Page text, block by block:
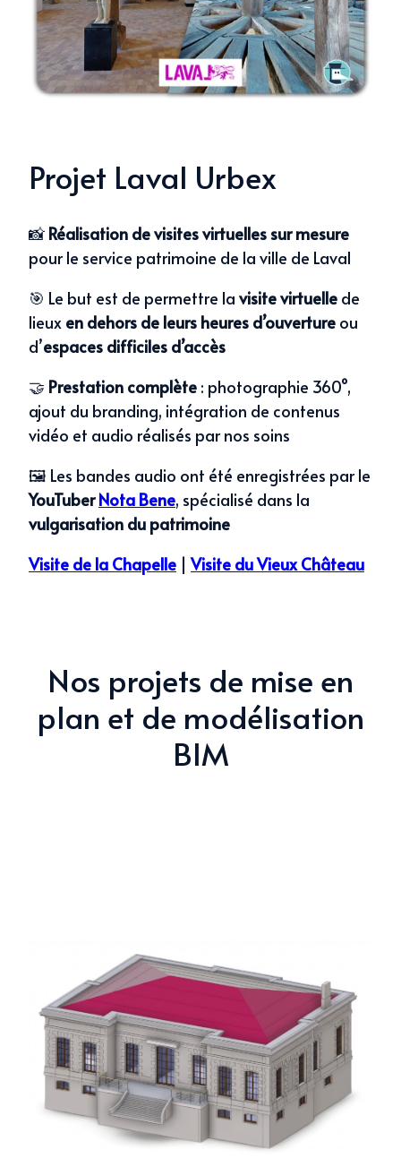
Projet Laval Urbex
📸 Réalisation de visites virtuelles sur mesure
pour le service patrimoine de la ville de Laval
🎯 Le but est de permettre la visite virtuelle de
lieux en dehors de leurs heures d’ouverture ou
d’espaces difficiles d’accès
🤝 Prestation complète : photographie 360°,
ajout du branding, intégration de contenus
vidéo et audio réalisés par nos soins
🖼️ Les bandes audio ont été enregistrées par le
YouTuberNota Bene, spécialisé dans la
vulgarisation du patrimoine
Visite de la Chapelle |Visite du Vieux Château
Nos projets de mise en
plan et de modélisation
BIM